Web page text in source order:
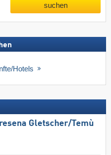
suchen
Hotels
Gletscher/​Temù